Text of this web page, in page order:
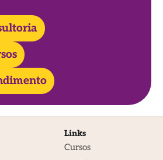
Links
Cursos